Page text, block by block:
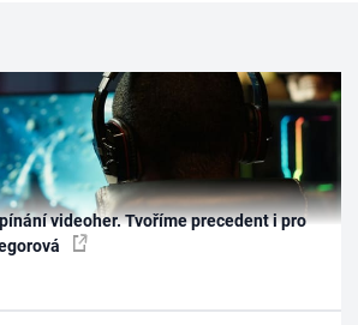
videoher. Tvoříme precedent i pro